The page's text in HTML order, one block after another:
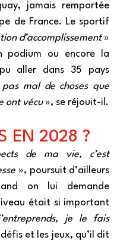
jamais remportée
de France. Le sportif
d’accomplissement»
podium ou encore la
aller dans 35 pays
pas mal de choses que
ont vécu», se réjouit-il.
EN 2028 ?
de ma vie, c’est
», poursuit d’ailleurs
on lui demande
était si important
je le fais
défis et les jeux, qu’il dit